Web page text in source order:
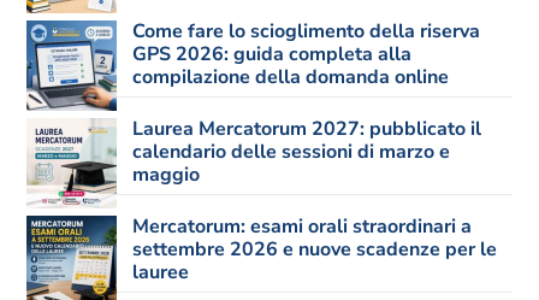
Come fare lo scioglimento della riserva
GPS 2026: guida completa alla
compilazione della domanda online
Laurea Mercatorum 2027: pubblicato il
calendario delle sessioni di marzo e
maggio
Mercatorum: esami orali straordinari a
settembre 2026 e nuove scadenze per le
lauree